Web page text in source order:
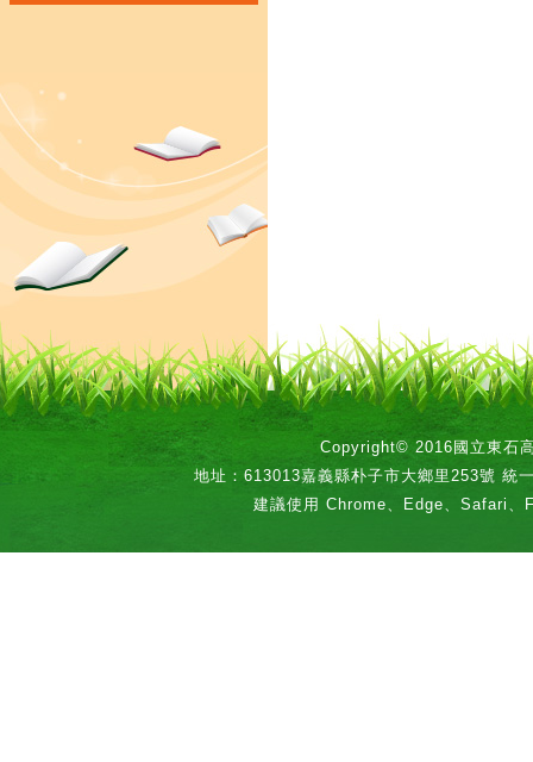
Copyright© 2016國立東石
地址：613013嘉義縣朴子市大鄉里253號 統
建議使用 Chrome、Edge、Safari